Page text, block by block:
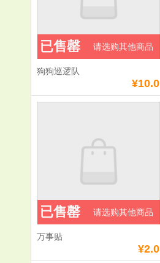
狗狗巡逻队
¥10.0
已售罄 请选购其他商品
万事贴
¥2.0
已售罄 请选购其他商品